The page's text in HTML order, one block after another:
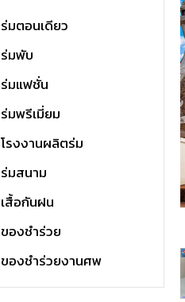
ร่มตอนเดียว
ร่มพับ
ร่มแฟชั่น
ร่มพรีเมี่ยม
โรงงานผลิตร่ม
ร่มสนาม
เสื้อกันฝน
ของชำร่วย
ของชำร่วยงานศพ